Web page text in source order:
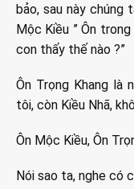
bảo, sau này chúng
Mộc Kiều ” Ôn
con thấy thế nào ?”
Ôn Trọng Khang là
tôi, còn Kiều Nhã,
Ôn Mộc Kiều, Ôn
Nói sao ta, nghe có